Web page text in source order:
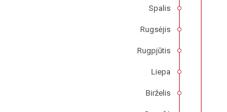
Spalis
Rugsėjis
Rugpjūtis
Liepa
Birželis